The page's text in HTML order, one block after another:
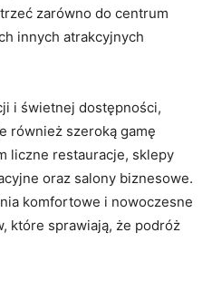
zarówno do centrum
innych atrakcyjnych
i świetnej dostępności,
również szeroką gamę
liczne ‍restauracje, sklepy‍
oraz salony biznesowe.
komfortowe i nowoczesne
które sprawiają,⁤ że ‌podróż